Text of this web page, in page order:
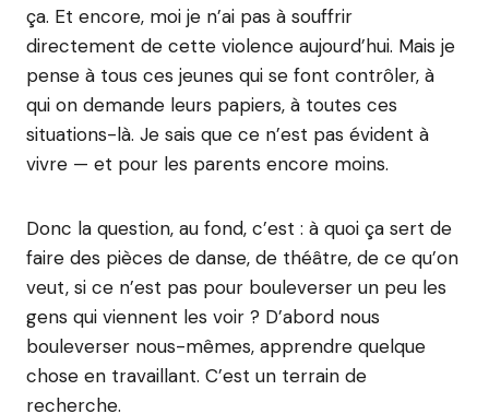
ça. Et encore, moi je n’ai pas à souffrir
directement de cette violence aujourd’hui. Mais je
pense à tous ces jeunes qui se font contrôler, à
qui on demande leurs papiers, à toutes ces
situations-là. Je sais que ce n’est pas évident à
vivre — et pour les parents encore moins.
Donc la question, au fond, c’est : à quoi ça sert de
faire des pièces de danse, de théâtre, de ce qu’on
veut, si ce n’est pas pour bouleverser un peu les
gens qui viennent les voir ? D’abord nous
bouleverser nous-mêmes, apprendre quelque
chose en travaillant. C’est un terrain de
recherche.